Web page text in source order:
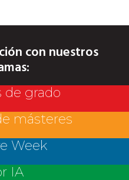
con nuestros
de grado
másteres
Week
IA